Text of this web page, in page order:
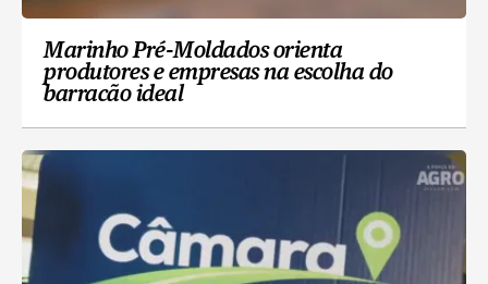
Marinho Pré-Moldados orienta
produtores e empresas na escolha do
barracão ideal